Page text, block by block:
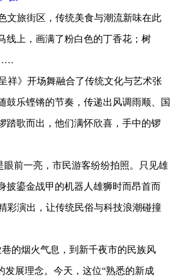
旅街区，传统美食与潮流新味在此
线上，画满了粉白色的丁香花；树
……
》开场舞融合了传统文化与艺术张
鼓乐铿锵的节奏，传递出风调雨顺、国
踏歌而出，他们满怀欣喜，手中的锣
前一亮，市民游客纷纷拍照。只见雄
披鎏金战甲的机器人雄狮时而昂首而
彩演出，让传统民俗与科技浪潮碰撞
的烟火气息，到新千夜市的民族风
发展理念。今天，这位“熟悉的新成